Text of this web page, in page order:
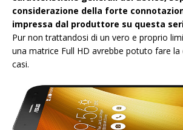
considerazione della forte
impressa dal produttore su questa
Pur non trattandosi di un vero e proprio
una matrice Full HD avrebbe potuto fare
casi.